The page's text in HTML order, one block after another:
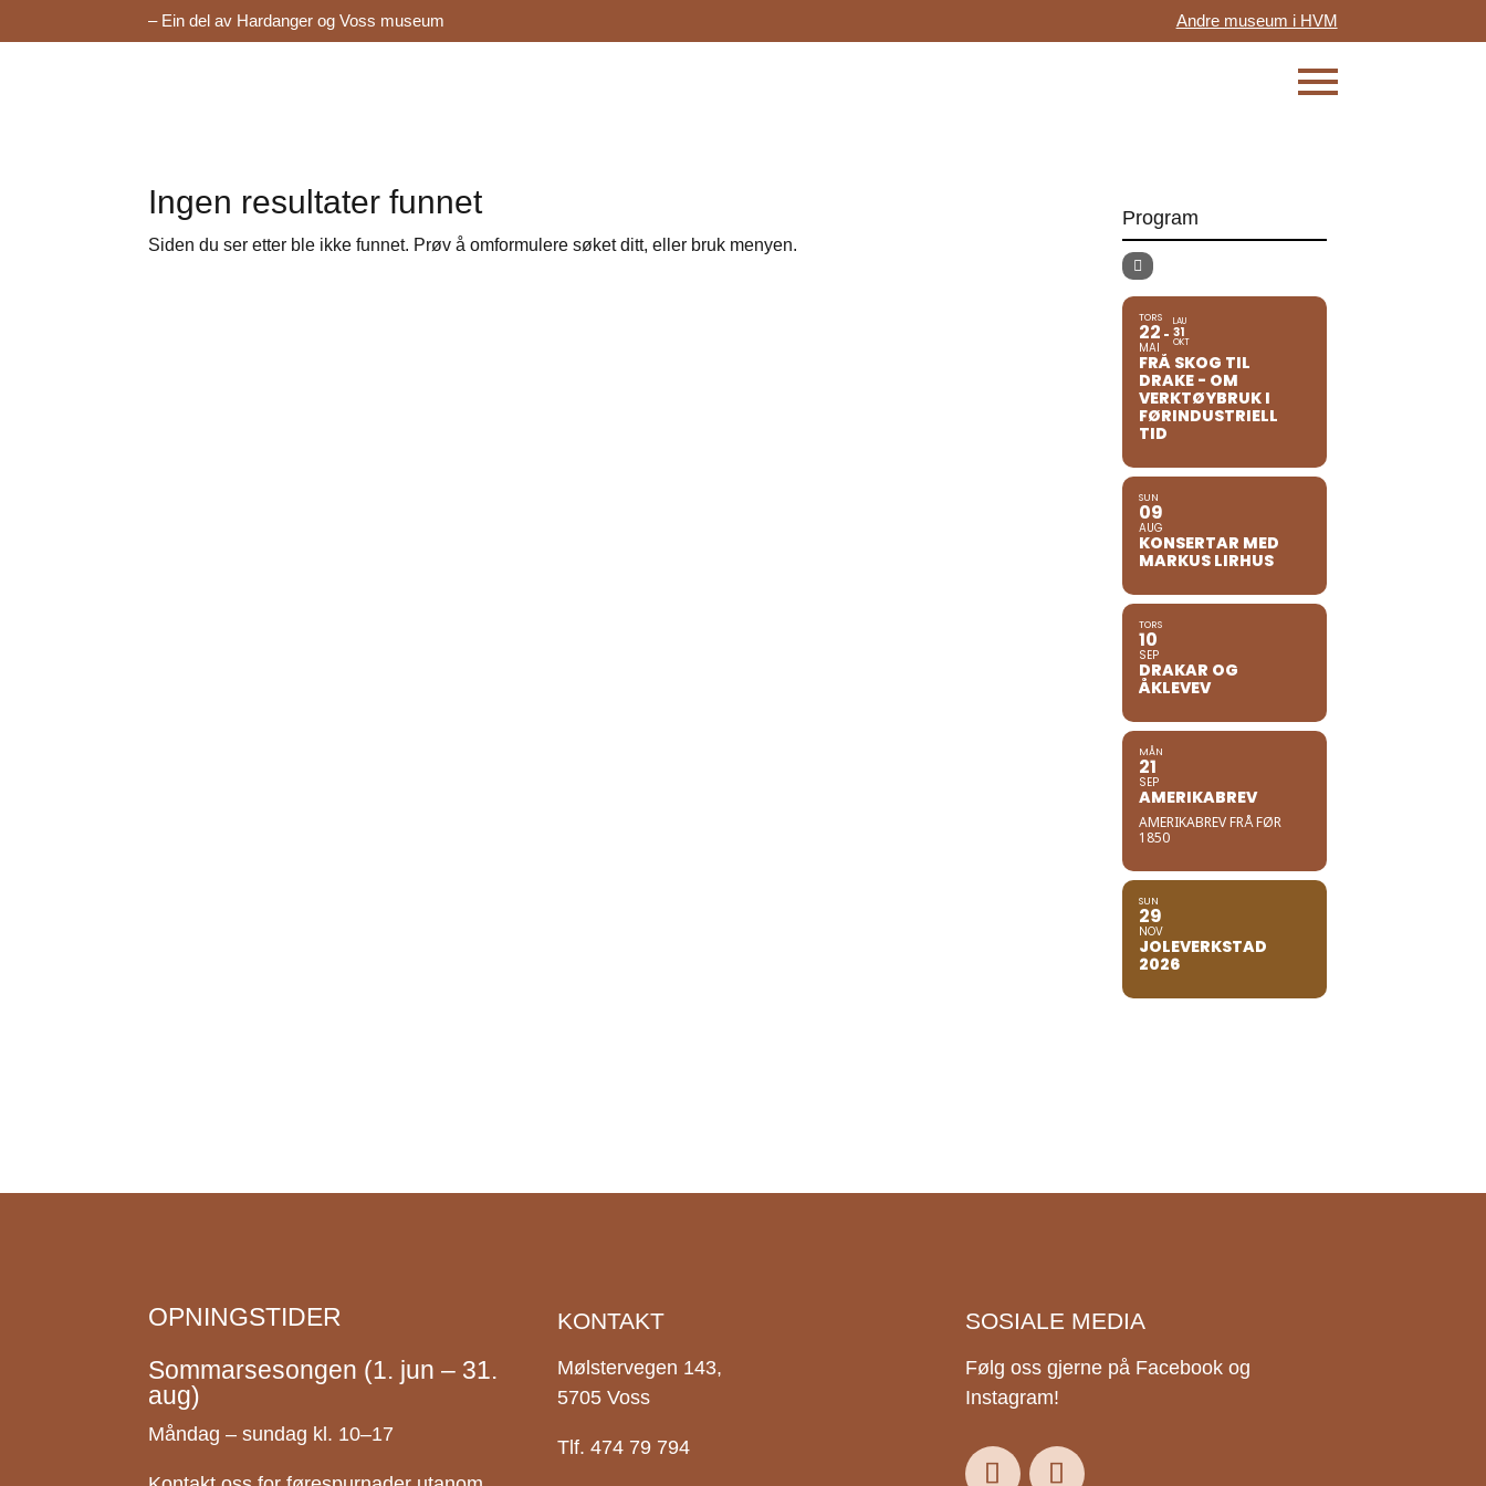
– Ein del av Hardanger og Voss museum Andre museum i HVM
Ingen resultater funnet
Siden du ser etter ble ikke funnet. Prøv å omformulere søket ditt, eller bruk menyen.
Program
TORS
22
MAI
LAU
31
OKT
FRÅ SKOG TIL
DRAKE - OM
VERKTØYBRUK I
FØRINDUSTRIELL
TID
SUN
09
AUG
KONSERTAR MED
MARKUS LIRHUS
TORS
10
SEP
DRAKAR OG
ÅKLEVEV
MÅN
21
SEP
AMERIKABREV
AMERIKABREV FRÅ FØR
1850
SUN
29
NOV
JOLEVERKSTAD
2026
OPNINGSTIDER
Sommarsesongen (1. jun – 31.
aug)
Måndag – sundag kl. 10–17
KONTAKT
Mølstervegen 143,
5705 Voss
Tlf. 474 79 794
SOSIALE MEDIA
Følg oss gjerne på Facebook og
Instagram!